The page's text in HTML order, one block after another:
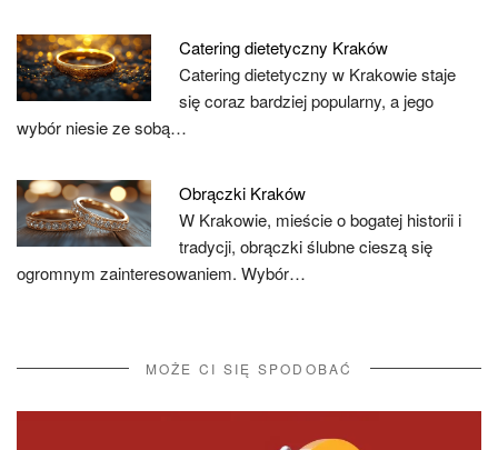
Catering dietetyczny Kraków
Catering dietetyczny w Krakowie staje
się coraz bardziej popularny, a jego
wybór niesie ze sobą…
Obrączki Kraków
W Krakowie, mieście o bogatej historii i
tradycji, obrączki ślubne cieszą się
ogromnym zainteresowaniem. Wybór…
MOŻE CI SIĘ SPODOBAĆ